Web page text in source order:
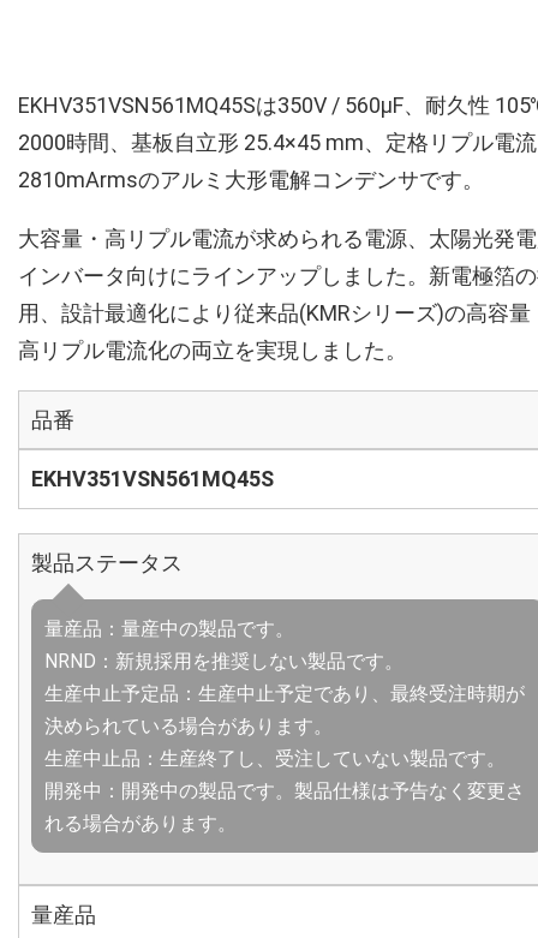
EKHV351VSN561MQ45Sは350V / 560µF、耐久性
2000時間、基板自立形 25.4×45 mm、定格リプル電流
2810mArmsのアルミ大形電解コンデンサです。
大容量・高リプル電流が求められる電源、太陽光発
インバータ向けにラインアップしました。新電極箔
用、設計最適化により従来品(KMRシリーズ)の高容量
高リプル電流化の両立を実現しました。
品番
EKHV351VSN561MQ45S
製品ステータス
量産品：量産中の製品です。
NRND：新規採用を推奨しない製品です。
生産中止予定品：生産中止予定であり、最終受注時期が
決められている場合があります。
生産中止品：生産終了し、受注していない製品です。
開発中：開発中の製品です。製品仕様は予告なく変更さ
れる場合があります。
量産品